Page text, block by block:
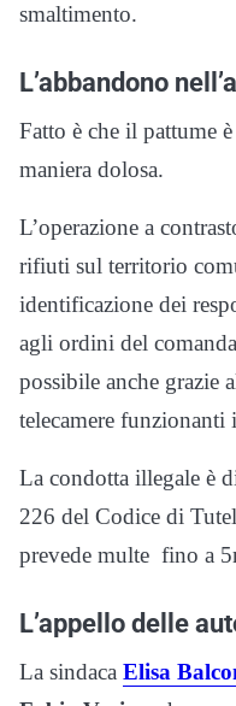
smaltimento.
L’abbandono
Fatto è che il pattume
maniera dolosa.
L’operazione a
rifiuti sul territorio
identificazione dei
agli ordini del
possibile anche grazie
telecamere funzionanti
La condotta illegale è
226 del Codice di
prevede multe fino a
L’appello delle
La sindaca Elisa